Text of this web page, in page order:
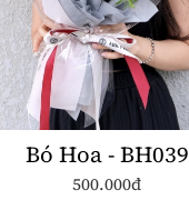
Bó Hoa - BH039
500.000đ